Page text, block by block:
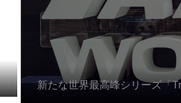
新たな世界最高峰シリーズ「